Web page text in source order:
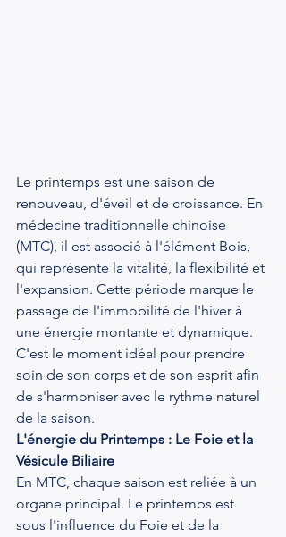
Le printemps est une saison de
renouveau, d'éveil et de croissance. En
médecine traditionnelle chinoise
(MTC), il est associé à l'élément Bois,
qui représente la vitalité, la flexibilité et
l'expansion. Cette période marque le
passage de l'immobilité de l'hiver à
une énergie montante et dynamique.
C'est le moment idéal pour prendre
soin de son corps et de son esprit afin
de s'harmoniser avec le rythme naturel
de la saison.
L'énergie du Printemps : Le Foie et la
Vésicule Biliaire
En MTC, chaque saison est reliée à un
organe principal. Le printemps est
sous l'influence du Foie et de la